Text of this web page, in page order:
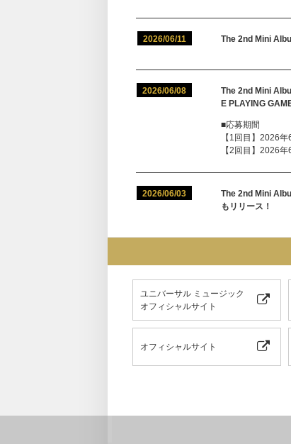
2026/06/11 The 2nd Mini
2026/06/08
The 2nd Mini
E PLAYING
■応募期間
【1回目】2026
【2回目】2026
2026/06/03
The 2nd Mini
もリリース！
ユニバーサル ミュージック
オフィシャルサイト
オフィシャルサイト